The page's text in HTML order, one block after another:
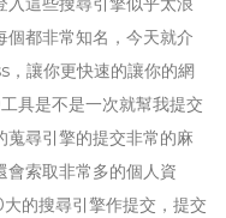
個都非常知名，今天就介
讓你更快速的讓你的網
具是不是一次就幫我提交
蒐尋引擎的提交非常的麻
會索取非常多的個人資
的搜尋引擎作提交，提交